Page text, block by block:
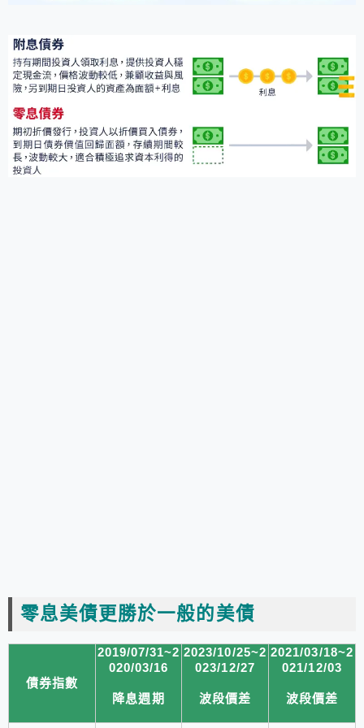
零息美債更勝於一般的美債
債券指數
2019/07/31~2
020/03/16
降息週期
2023/10/25~2
023/12/27
波段價差
2021/03/18~2
021/12/03
波段價差